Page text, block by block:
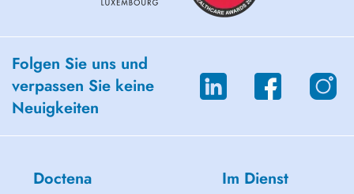
Folgen Sie uns und
verpassen Sie keine
Neuigkeiten
Doctena Im Dienst